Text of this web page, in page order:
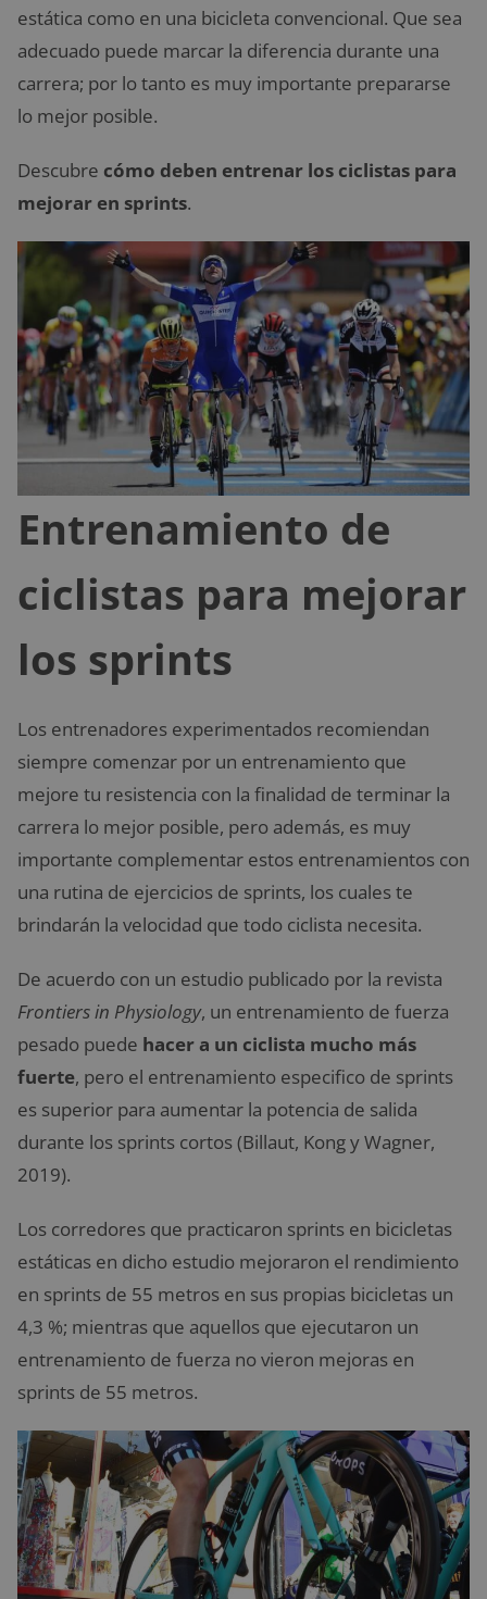
estática como en una bicicleta convencional. Que sea
adecuado puede marcar la diferencia durante una
carrera; por lo tanto es muy importante prepararse
lo mejor posible.
Descubre cómo deben entrenar los ciclistas para
mejorar en sprints.
Entrenamiento de
ciclistas para mejorar
los sprints
Los entrenadores experimentados recomiendan
siempre comenzar por un entrenamiento que
mejore tu resistencia con la finalidad de terminar la
carrera lo mejor posible, pero además, es muy
importante complementar estos entrenamientos con
una rutina de ejercicios de sprints, los cuales te
brindarán la velocidad que todo ciclista necesita.
De acuerdo con un estudio publicado por la revista
Frontiers in Physiology, un entrenamiento de fuerza
pesado puede hacer a un ciclista mucho más
fuerte, pero el entrenamiento especifico de sprints
es superior para aumentar la potencia de salida
durante los sprints cortos (Billaut, Kong y Wagner,
2019).
Los corredores que practicaron sprints en bicicletas
estáticas en dicho estudio mejoraron el rendimiento
en sprints de 55 metros en sus propias bicicletas un
4,3 %; mientras que aquellos que ejecutaron un
entrenamiento de fuerza no vieron mejoras en
sprints de 55 metros.